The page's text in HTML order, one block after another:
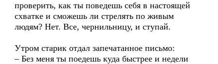
проверить, как ты поведешь себя в настоящей
схватке и сможешь ли стрелять по живым
людям? Нет. Все, чернильницу, и ступай.
Утром старик отдал запечатанное письмо:
– Без меня ты поедешь куда быстрее и недели